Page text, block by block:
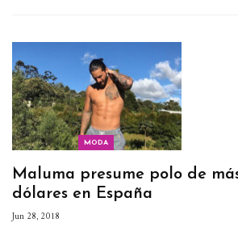
MODA
Maluma presume polo de
dólares en España
Jun 28, 2018